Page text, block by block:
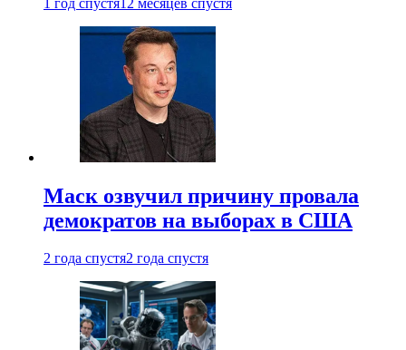
Маск озвучил причину провала
демократов на выборах в США
2 года спустя2 года спустя